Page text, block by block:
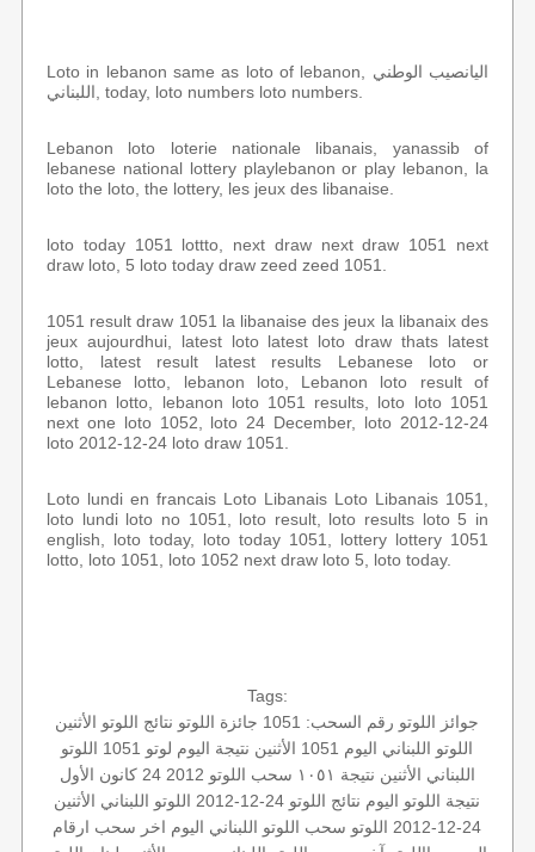
Loto in lebanon same as loto of lebanon, اليانصيب الوطني
اللبناني, today, loto numbers loto numbers.
Lebanon loto loterie nationale libanais, yanassib of
lebanese national lottery playlebanon or play lebanon, la
loto the loto, the lottery, les jeux des libanaise.
loto today 1051 lottto, next draw next draw 1051 next
draw loto, 5 loto today draw zeed zeed 1051.
1051 result draw 1051 la libanaise des jeux la libanaix des
jeux aujourdhui, latest loto latest loto draw thats latest
lotto, latest result latest results Lebanese loto or
Lebanese lotto, lebanon loto, Lebanon loto result of
lebanon lotto, lebanon loto 1051 results, loto loto 1051
next one loto 1052, loto 24 December, loto 2012-12-24
loto 2012-12-24 loto draw 1051.
Loto lundi en francais Loto Libanais Loto Libanais 1051,
loto lundi loto no 1051, loto result, loto results loto 5 in
english, loto today, loto today 1051, lottery lottery 1051
lotto, loto 1051, loto 1052 next draw loto 5, loto today.
Tags:
جوائز اللوتو رقم السحب: 1051 جائزة اللوتو نتائج اللوتو الأثنين
اللوتو اللبناني اليوم 1051 الأثنين نتيجة اليوم لوتو 1051
اللوتو
اللبناني الأثنين نتيجة ١٠٥١
سحب اللوتو 2012 24 كانون الأول
نتيجة اللوتو اليوم نتائج اللوتو 24-12-2012
اللوتو اللبناني الأثنين
24-12-2012
اللوتو سحب اللوتو اللبناني اليوم اخر سحب ارقام